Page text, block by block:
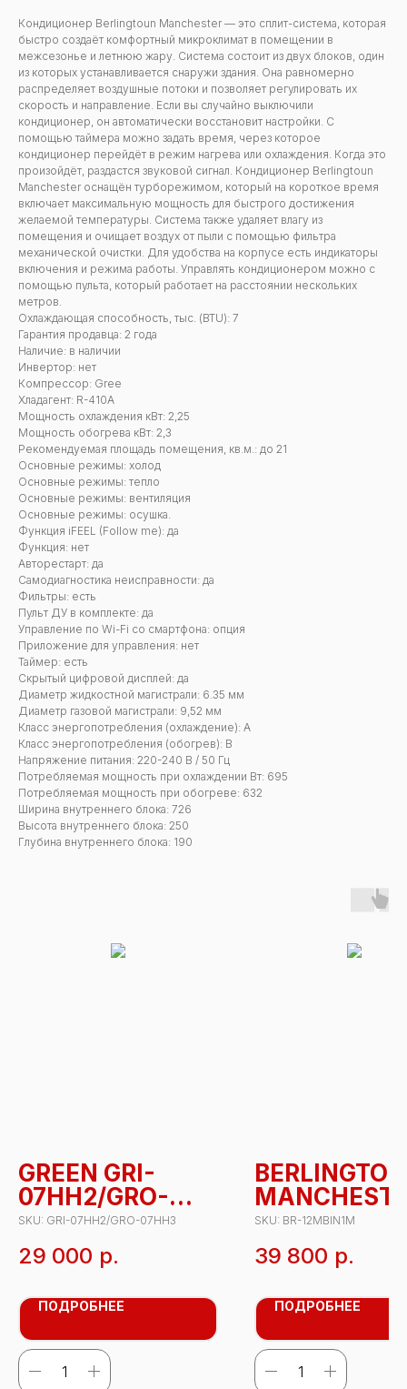
Кондиционер Berlingtoun Manchester — это сплит-система, которая
быстро создаёт комфортный микроклимат в помещении в
межсезонье и летнюю жару. Система состоит из двух блоков, один
из которых устанавливается снаружи здания. Она равномерно
распределяет воздушные потоки и позволяет регулировать их
скорость и направление. Если вы случайно выключили
кондиционер, он автоматически восстановит настройки. С
помощью таймера можно задать время, через которое
кондиционер перейдёт в режим нагрева или охлаждения. Когда это
произойдёт, раздастся звуковой сигнал. Кондиционер Berlingtoun
Manchester оснащён турборежимом, который на короткое время
включает максимальную мощность для быстрого достижения
желаемой температуры. Система также удаляет влагу из
помещения и очищает воздух от пыли с помощью фильтра
механической очистки. Для удобства на корпусе есть индикаторы
включения и режима работы. Управлять кондиционером можно с
помощью пульта, который работает на расстоянии нескольких
метров.
Охлаждающая способность, тыс. (BTU): 7
Гарантия продавца: 2 года
Наличие: в наличии
Инвертор: нет
Компрессор: Gree
Хладагент: R-410A
Мощность охлаждения кВт: 2,25
Мощность обогрева кВт: 2,3
Рекомендуемая площадь помещения, кв.м.: до 21
Основные режимы: холод
Основные режимы: тепло
Основные режимы: вентиляция
Основные режимы: осушка.
Функция iFEEL (Follow me): да
Функция: нет
Авторестарт: да
Самодиагностика неисправности: да
Фильтры: есть
Пульт ДУ в комплекте: да
Управление по Wi-Fi со смартфона: опция
Приложение для управления: нет
Таймер: есть
Скрытый цифровой дисплей: да
Диаметр жидкостной магистрали: 6.35 мм
Диаметр газовой магистрали: 9,52 мм
Класс энергопотребления (охлаждение): А
Класс энергопотребления (обогрев): В
Напряжение питания: 220-240 В / 50 Гц
Потребляемая мощность при охлаждении Вт: 695
Потребляемая мощность при обогреве: 632
Ширина внутреннего блока: 726
Высота внутреннего блока: 250
Глубина внутреннего блока: 190
GREEN GRI-
07HH2/GRO-
07HH3
SKU: GRI-07HH2/GRO-07HH3
29 000 р.
ПОДРОБНЕЕ
BR-
SKU: BR-12MBIN1M
39 800 р.
ПОДРОБНЕЕ